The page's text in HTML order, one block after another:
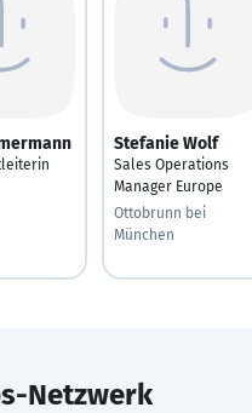
Stefanie Wolf
Sales Operations
Manager Europe
Ottobrunn bei
München
Netzwerk